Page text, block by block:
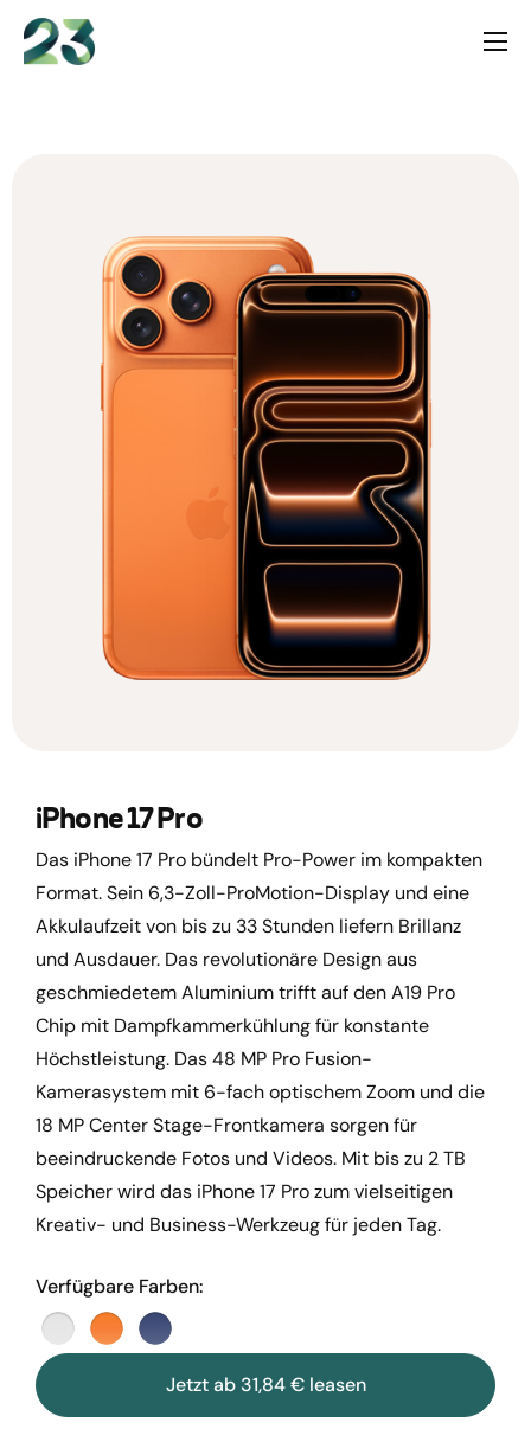
content
iPhone 17 Pro
Das iPhone 17 Pro bündelt Pro-Power im kompakten
Format. Sein 6,3-Zoll-ProMotion-Display und eine
Akkulaufzeit von bis zu 33 Stunden liefern Brillanz
und Ausdauer. Das revolutionäre Design aus
geschmiedetem Aluminium trifft auf den A19 Pro
Chip mit Dampfkammerkühlung für konstante
Höchstleistung. Das 48 MP Pro Fusion-
Kamerasystem mit 6-fach optischem Zoom und die
18 MP Center Stage-Frontkamera sorgen für
beeindruckende Fotos und Videos. Mit bis zu 2 TB
Speicher wird das iPhone 17 Pro zum vielseitigen
Kreativ- und Business-Werkzeug für jeden Tag.
Verfügbare Farben:
Jetzt ab 31,84 € leasen